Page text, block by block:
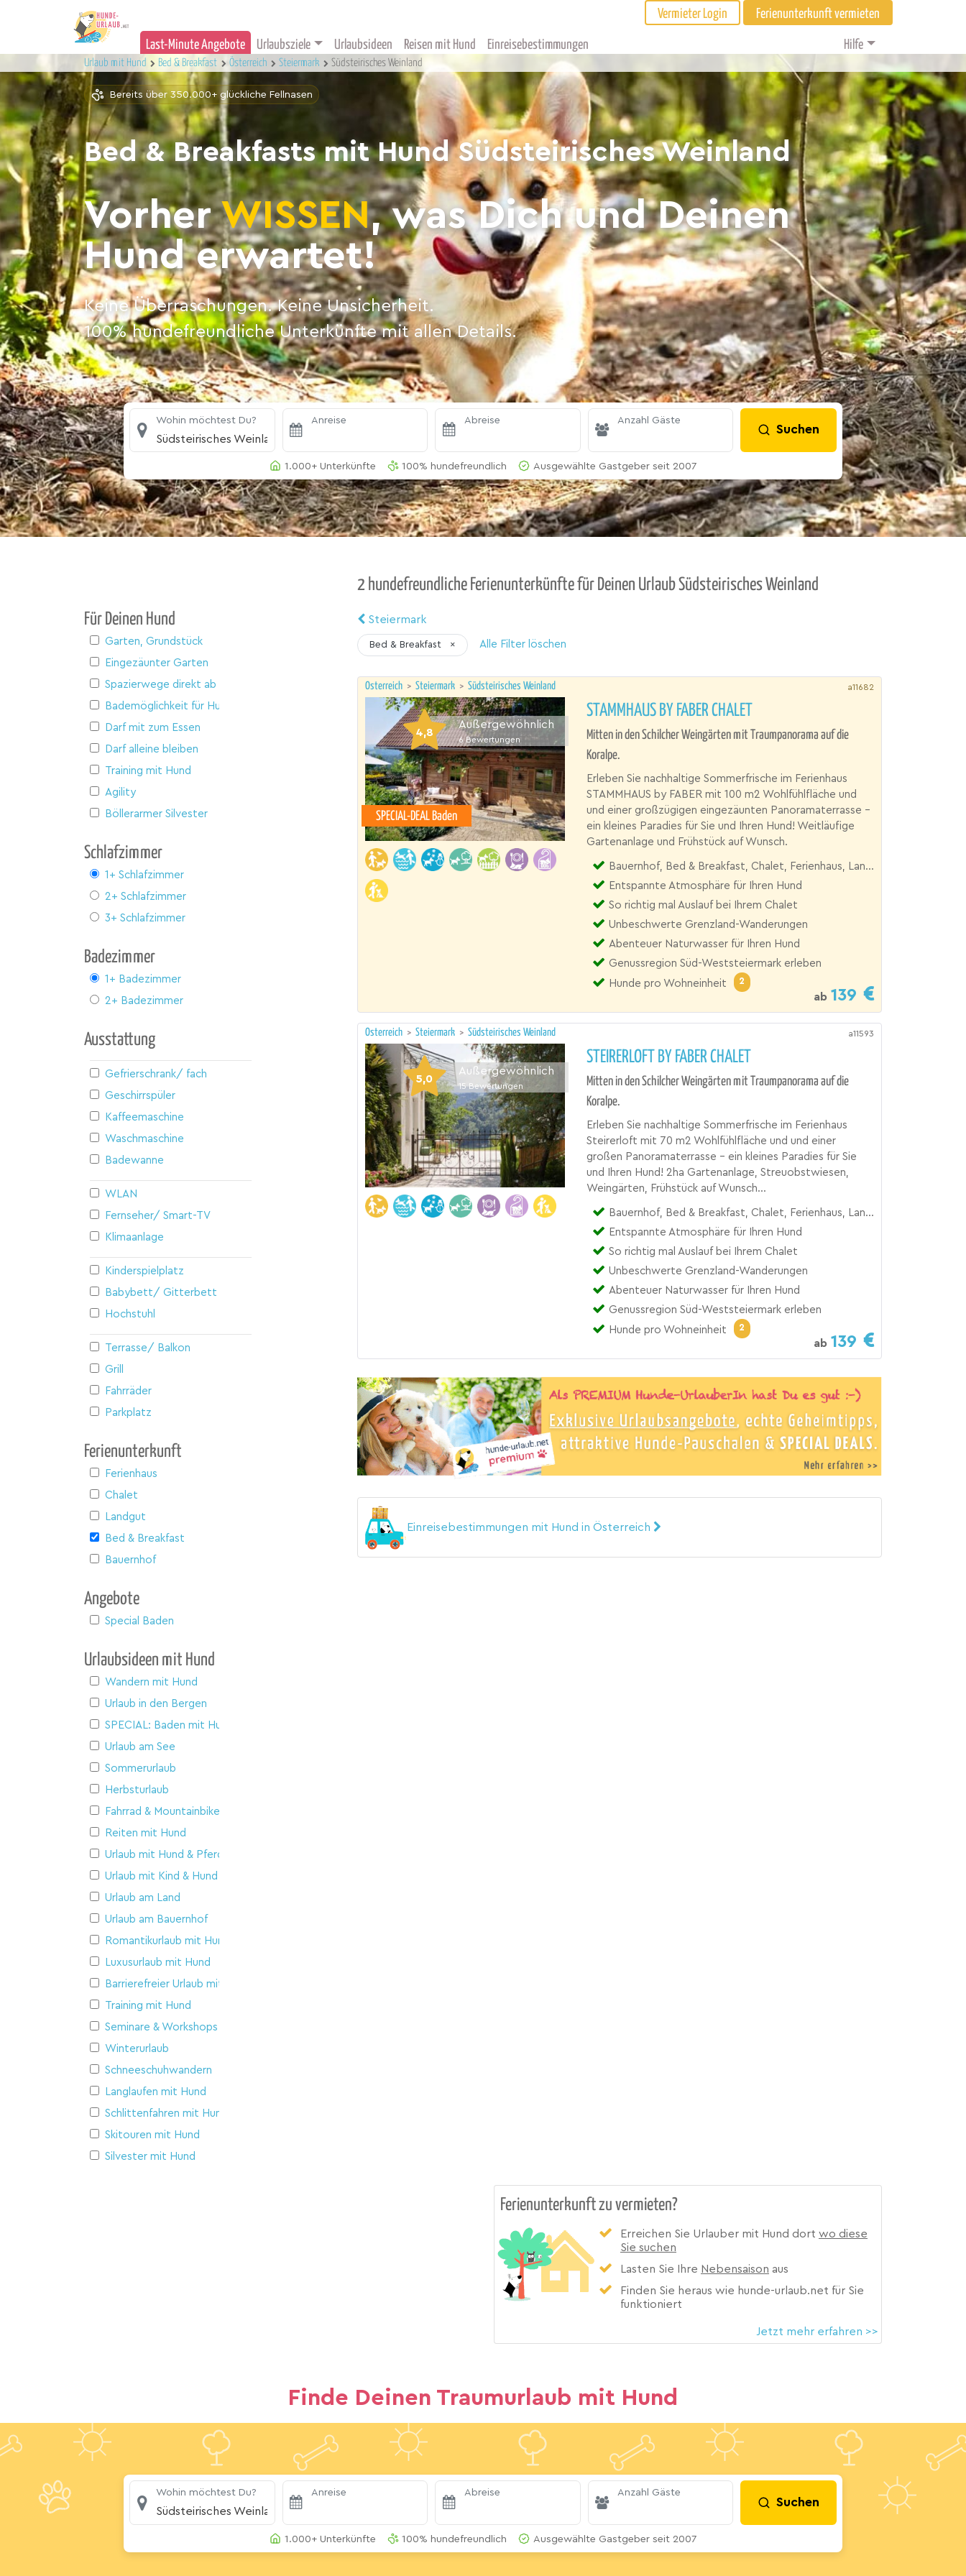
Vermieter Login Ferienunterkunft vermieten
Last-Minute Angebote Urlaubsziele Urlaubsideen Reisen mit Hund Einreisebestimmungen Hilfe
Urlaub mit Hund Bed & Breakfast Österreich Steiermark Südsteirisches Weinland
Bereits über 350.000+ glückliche Fellnasen
Bed & Breakfasts mit Hund Südsteirisches Weinland
VorherWISSEN, was Dich und Deinen
Hund erwartet!
Keine Überraschungen. Keine Unsicherheit.
100% hundefreundliche Unterkünfte mit allen Details.
Wohin möchtest Du?
Südsteirisches Weinland
Anreise Abreise Anzahl Gäste
Suchen
1.000+ Unterkünfte 100% hundefreundlich Ausgewählte Gastgeber seit 2007
Für Deinen Hund
Garten, Grundstück
Eingezäunter Garten
Spazierwege direkt ab Haus
Bademöglichkeit für Hunde
Darf mit zum Essen
Darf alleine bleiben
Training mit Hund
Agility
Böllerarmer Silvester
Schlafzimmer
1+ Schlafzimmer
2+ Schlafzimmer
3+ Schlafzimmer
Badezimmer
1+ Badezimmer
2+ Badezimmer
Ausstattung
Gefrierschrank/ fach
Geschirrspüler
Kaffeemaschine
Waschmaschine
Badewanne
WLAN
Fernseher/ Smart-TV
Klimaanlage
Kinderspielplatz
Babybett/ Gitterbett
Hochstuhl
Terrasse/ Balkon
Grill
Fahrräder
Parkplatz
Ferienunterkunft
Ferienhaus
Chalet
Landgut
Bed & Breakfast
Bauernhof
Angebote
Special Baden
Urlaubsideen mit Hund
Wandern mit Hund
Urlaub in den Bergen
SPECIAL: Baden mit Hund
Urlaub am See
Sommerurlaub
Herbsturlaub
Fahrrad & Mountainbike
Reiten mit Hund
Urlaub mit Hund & Pferd
Urlaub mit Kind & Hund
Urlaub am Land
Urlaub am Bauernhof
Romantikurlaub mit Hund
Luxusurlaub mit Hund
Barrierefreier Urlaub mit Hund
Training mit Hund
Seminare & Workshops
Winterurlaub
Schneeschuhwandern
Langlaufen mit Hund
Schlittenfahren mit Hund
Skitouren mit Hund
Silvester mit Hund
2 hundefreundliche Ferienunterkünfte für Deinen Urlaub Südsteirisches Weinland
Steiermark
Bed & Breakfast × Alle Filter löschen
Österreich > Steiermark > Südsteirisches Weinland a11682
4,8
Außergewöhnlich
6 Bewertungen
SPECIAL-DEAL Baden
STAMMHAUS BY FABER CHALET
Mitten in den Schilcher Weingärten mit Traumpanorama auf die
Koralpe.
Erleben Sie nachhaltige Sommerfrische im Ferienhaus
STAMMHAUS by FABER mit 100 m2 Wohlfühlfläche und
und einer großzügigen eingezäunten Panoramaterrasse –
ein kleines Paradies für Sie und Ihren Hund! Weitläufige
Gartenanlage und Frühstück auf Wunsch.
Bauernhof, Bed & Breakfast, Chalet, Ferienhaus, Landgut
Entspannte Atmosphäre für Ihren Hund
So richtig mal Auslauf bei Ihrem Chalet
Unbeschwerte Grenzland-Wanderungen
Abenteuer Naturwasser für Ihren Hund
Genussregion Süd-Weststeiermark erleben
Hunde pro Wohneinheit
2
ab 139
Österreich > Steiermark > Südsteirisches Weinland a11593
5,0
Außergewöhnlich
15 Bewertungen
STEIRERLOFT BY FABER CHALET
Mitten in den Schilcher Weingärten mit Traumpanorama auf die
Koralpe.
Erleben Sie nachhaltige Sommerfrische im Ferienhaus
Steirerloft mit 70 m2 Wohlfühlfläche und und einer
großen Panoramaterrasse – ein kleines Paradies für Sie
und Ihren Hund! 2ha Gartenanlage, Streuobstwiesen,
Weingärten, Frühstück auf Wunsch...
Bauernhof, Bed & Breakfast, Chalet, Ferienhaus, Landgut
Entspannte Atmosphäre für Ihren Hund
So richtig mal Auslauf bei Ihrem Chalet
Unbeschwerte Grenzland-Wanderungen
Abenteuer Naturwasser für Ihren Hund
Genussregion Süd-Weststeiermark erleben
Hunde pro Wohneinheit
2
ab 139
Einreisebestimmungen mit Hund in Österreich
Ferienunterkunft zu vermieten?
Erreichen Sie Urlauber mit Hund dort wo diese
Sie suchen
Lasten Sie Ihre Nebensaison aus
Finden Sie heraus wie hunde-urlaub.net für Sie
funktioniert
Jetzt mehr erfahren >>
Finde Deinen Traumurlaub mit Hund
Wohin möchtest Du?
Südsteirisches Weinland
Anreise Abreise Anzahl Gäste
Suchen
1.000+ Unterkünfte 100% hundefreundlich Ausgewählte Gastgeber seit 2007